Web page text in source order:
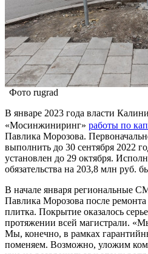
Фото rugrad
В январе 2023 года власти
«Мосинжиниринг» работы по
Павлика Морозова.
выполнить до 30 сентября 2022
установлен до 29 октября.
обязательства на 203,8 млн руб.
В начале января региональные
Павлика Морозова после ремонта
плитка. Покрытие оказалось
протяжении всей магистрали.
Мы, конечно, в рамках
поменяем. Возможно, уложим